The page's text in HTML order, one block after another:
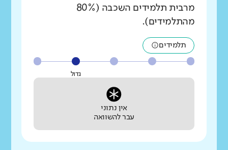
מרבית תלמידים השכבה (80%
מהתלמידים).
תלמידים
גדול
אין נתוני
עבר להשוואה